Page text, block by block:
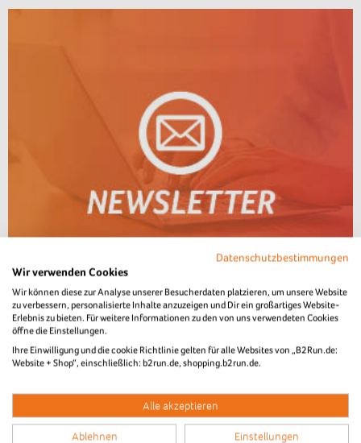
Datenschutzbestimmungen
Wir verwenden Cookies
Wir können diese zur Analyse unserer Besucherdaten platzieren, um unsere Website
zu verbessern, personalisierte Inhalte anzuzeigen und Dir ein großartiges Website-
Erlebnis zu bieten. Für weitere Informationen zu den von uns verwendeten Cookies
öffne die Einstellungen.
Ihre Einwilligung und die cookie Richtlinie gelten für alle Websites von „B2Run.de:
Website + Shop“, einschließlich: b2run.de, shopping.b2run.de.
Alle akzeptieren
Ablehnen Einstellungen